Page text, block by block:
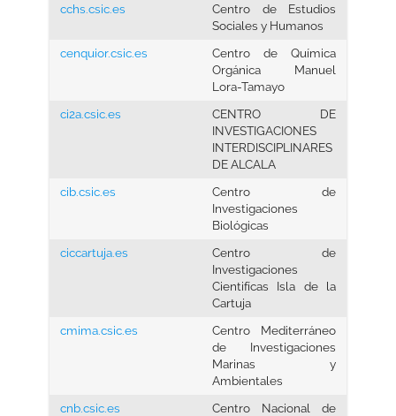
cchs.csic.es
Centro de Estudios
Sociales y Humanos
cenquior.csic.es
Centro de Química
Orgánica Manuel
Lora-Tamayo
ci2a.csic.es
CENTRO DE
INVESTIGACIONES
INTERDISCIPLINARES
DE ALCALA
cib.csic.es
Centro de
Investigaciones
Biológicas
ciccartuja.es
Centro de
Investigaciones
Cientifícas Isla de la
Cartuja
cmima.csic.es
Centro Mediterráneo
de Investigaciones
Marinas y
Ambientales
cnb.csic.es
Centro Nacional de